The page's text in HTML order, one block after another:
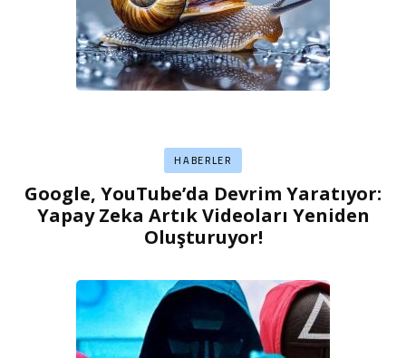
HABERLER
Google, YouTube’da Devrim Yaratıyor:
Yapay Zeka Artık Videoları Yeniden
Oluşturuyor!